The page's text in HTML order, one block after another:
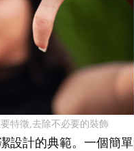
特徵,去除不必要的裝飾
設計的典範。一個簡